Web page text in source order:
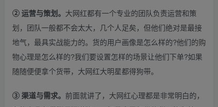
② 运营与策划。 大网红都有一个专业的团队负责运营和策
划，团队一般都不会太大，几个人足矣，但他们绝对是最接
地气，最具实战能力的。货的用户画像是怎么样的?他们的购
物心理是怎么样的?我们要设置怎样的场景让他们下单?如果
随随便便拿个货带，大网红大明星都得狗带。
③ 渠道与需求。 前面就讲了，大网红心理都是非常明白的，